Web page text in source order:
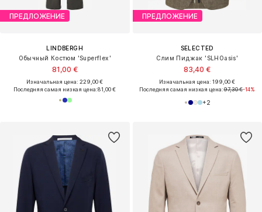
ПРЕДЛОЖЕНИЕ
LINDBERGH
Обычный Костюм 'Superflex'
81,00 €
Изначальная цена: 229,00 €
Последняя самая низкая цена:81,00 €
ПРЕДЛОЖЕНИЕ
SELECTED
Слим Пиджак 'SLHOasis'
83,40 €
Изначальная цена: 199,00 €
Последняя самая низкая цена:97,30 €-14%
+2